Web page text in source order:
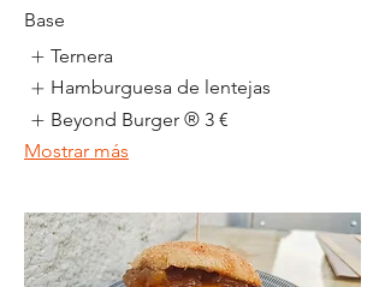
Base
Ternera
Hamburguesa de lentejas
Beyond Burger ® 3 €
Mostrar más